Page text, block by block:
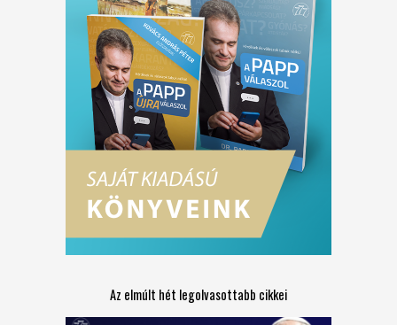
Az elmúlt hét legolvasottabb cikkei